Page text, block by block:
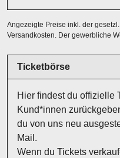
Angezeigte Preise inkl. der
Versandkosten. Der gewerbliche
Ticketbörse
Hier findest du offizielle
Kund*innen
du von uns neu
Mail.
Wenn du Tickets